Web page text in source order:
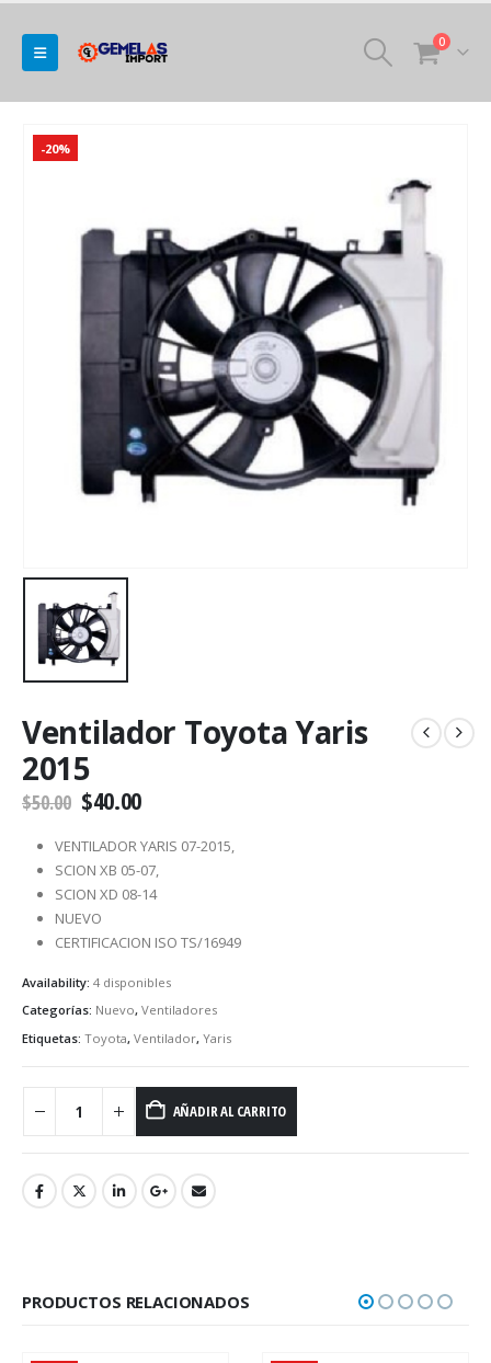
0
-20%
Ventilador Toyota Yaris
2015
$50.00 $40.00
VENTILADOR YARIS 07-2015,
SCION XB 05-07,
SCION XD 08-14
NUEVO
CERTIFICACION ISO TS/16949
Availability: 4 disponibles
Categorías: Nuevo, Ventiladores
Etiquetas: Toyota, Ventilador, Yaris
AÑADIR AL CARRITO
PRODUCTOS RELACIONADOS